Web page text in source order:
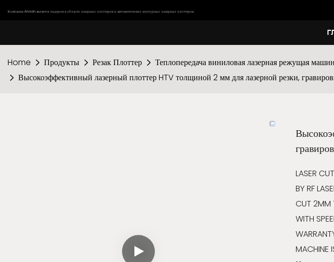
Компания Anson является лидером в области лазерных плоттеров и автоматических контурных лазерных плоттеров.
Home Продукты Резак Плоттер Теплопередача виниловая лазерная режущая
Высокоэффективный лазерный плоттер HTV толщиной 2 мм для лазерной резки,
LASER
BY RF
CUT 2MM
WITH
MACHINE